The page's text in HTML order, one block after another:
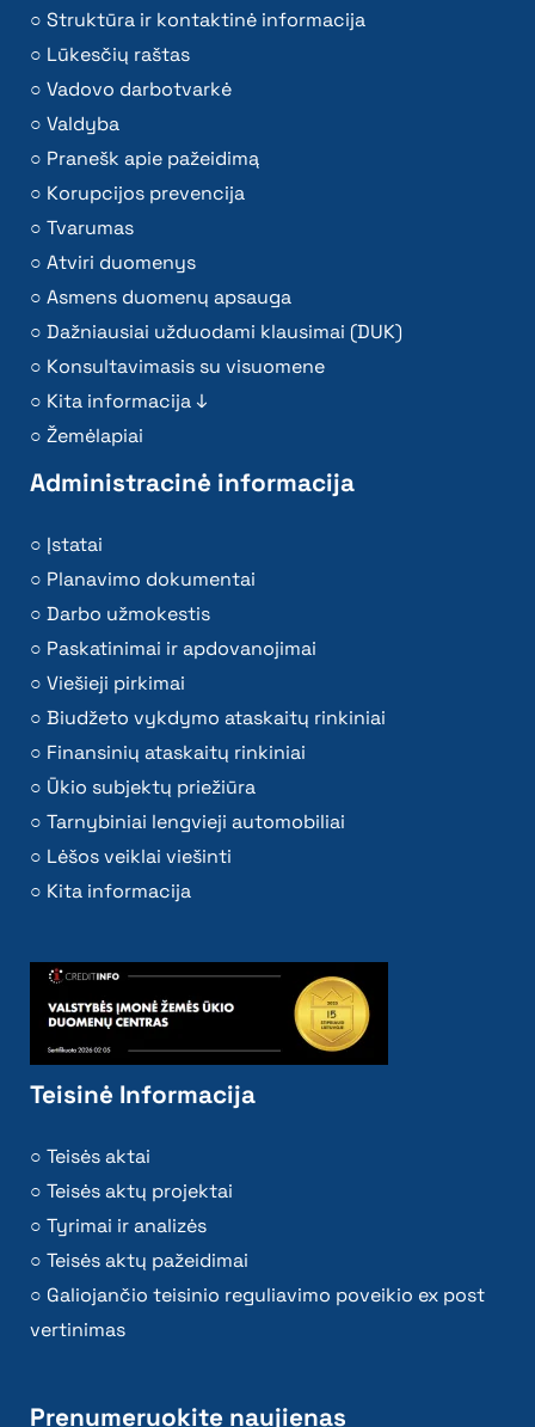
Struktūra ir kontaktinė informacija
Lūkesčių raštas
Vadovo darbotvarkė
Valdyba
Pranešk apie pažeidimą
Korupcijos prevencija
Tvarumas
Atviri duomenys
Asmens duomenų apsauga
Dažniausiai užduodami klausimai (DUK)
Konsultavimasis su visuomene
Kita informacija ↓
Žemėlapiai
Administracinė informacija
Įstatai
Planavimo dokumentai
Darbo užmokestis
Paskatinimai ir apdovanojimai
Viešieji pirkimai
Biudžeto vykdymo ataskaitų rinkiniai
Finansinių ataskaitų rinkiniai
Ūkio subjektų priežiūra
Tarnybiniai lengvieji automobiliai
Lėšos veiklai viešinti
Kita informacija
Teisinė Informacija
Teisės aktai
Teisės aktų projektai
Tyrimai ir analizės
Teisės aktų pažeidimai
Galiojančio teisinio reguliavimo poveikio ex post
vertinimas
Prenumeruokite naujienas